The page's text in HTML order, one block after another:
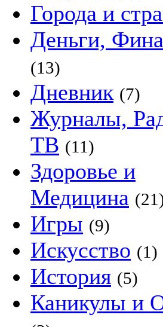
Города и
Деньги,
(13)
Дневник (7)
Журналы,
ТВ (11)
Здоровье и
Медицина
Игры (9)
Искусство (1)
История (5)
Каникулы и